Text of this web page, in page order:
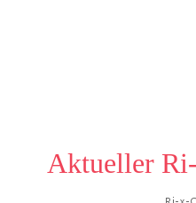
Aktueller